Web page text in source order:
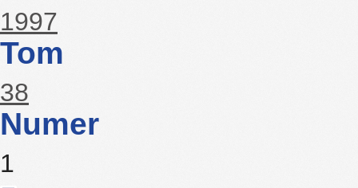
1997
Tom
38
Numer
1